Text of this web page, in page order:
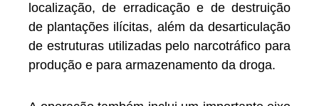
localização, de erradicação e de destruição
de plantações ilícitas, além da desarticulação
de estruturas utilizadas pelo narcotráfico para
produção e para armazenamento da droga.